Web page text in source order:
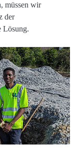
müssen wir
der